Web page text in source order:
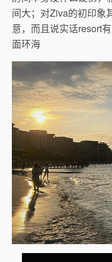
间大；对Ziva的初印象
意，而且说实话resort
面环海